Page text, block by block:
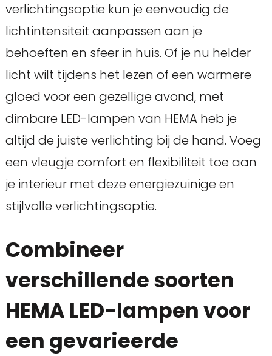
verlichtingsoptie kun je eenvoudig de
lichtintensiteit aanpassen aan je
behoeften en sfeer in huis. Of je nu helder
licht wilt tijdens het lezen of een warmere
gloed voor een gezellige avond, met
dimbare LED-lampen van HEMA heb je
altijd de juiste verlichting bij de hand. Voeg
een vleugje comfort en flexibiliteit toe aan
je interieur met deze energiezuinige en
stijlvolle verlichtingsoptie.
Combineer
verschillende soorten
HEMA LED-lampen voor
een gevarieerde